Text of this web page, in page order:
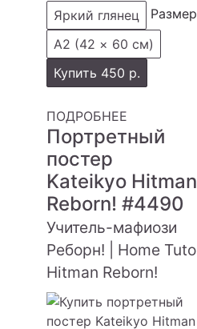
Яркий глянец
Размер
А2 (42 × 60 см)
Купить 450 р.
ПОДРОБНЕЕ
Портретный
постер
Kateikyo Hitman
Reborn! #4490
Учитель-мафиози
Реборн! | Home
Hitman Reborn!